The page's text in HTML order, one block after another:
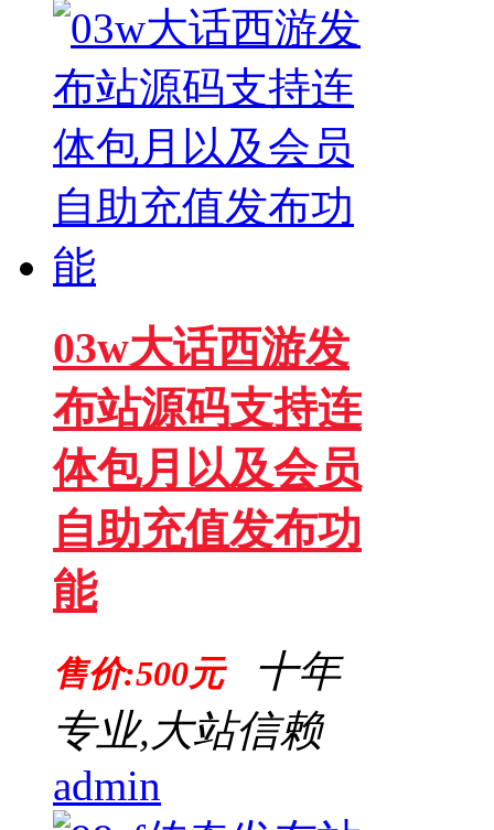
03w大话西游发
布站源码支持连
体包月以及会员
自助充值发布功
能
售价:500元
十年
专业,大站信赖
admin